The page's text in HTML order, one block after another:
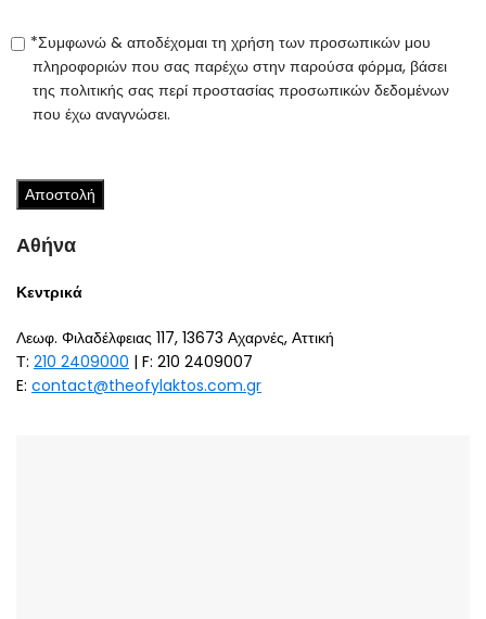
*Συμφωνώ & αποδέχομαι τη χρήση των προσωπικών μου
πληροφοριών που σας παρέχω στην παρούσα φόρμα, βάσει
της πολιτικής σας περί προστασίας προσωπικών δεδομένων
που έχω αναγνώσει.
Αθήνα
Κεντρικά
Λεωφ. Φιλαδέλφειας 117, 13673 Αχαρνές, Αττική
Τ: 210 2409000 | F: 210 2409007
E: contact@theofylaktos.com.gr